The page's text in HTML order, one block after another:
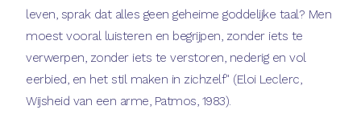
leven, sprak dat alles geen geheime goddelijke taal? Men
moest vooral luisteren en begrijpen, zonder iets te
verwerpen, zonder iets te verstoren, nederig en vol
eerbied, en het stil maken in zichzelf" (Eloi Leclerc,
Wijsheid van een arme, Patmos, 1983).